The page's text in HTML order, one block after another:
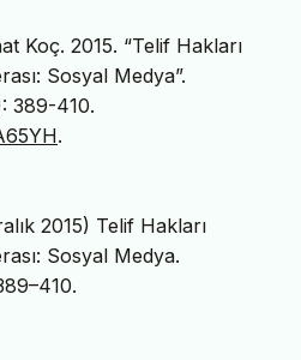
Koç. 2015. “Telif Hakları
Sosyal Medya”.
389-410.
.
2015) Telif Hakları
Sosyal Medya.